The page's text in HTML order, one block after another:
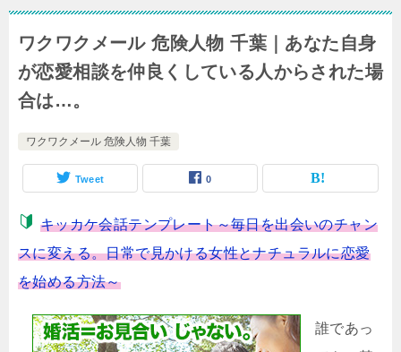
ワクワクメール 危険人物 千葉｜あなた自身
が恋愛相談を仲良くしている人からされた場
合は…。
ワクワクメール 危険人物 千葉
Tweet 0
キッカケ会話テンプレート～毎日を出会いのチャン
スに変える。日常で見かける女性とナチュラルに恋愛
を始める方法～
誰であっ